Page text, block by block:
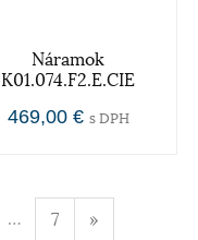
Náramok
K01.074.F2.E.CIE
469,00 € s DPH
… 7 »